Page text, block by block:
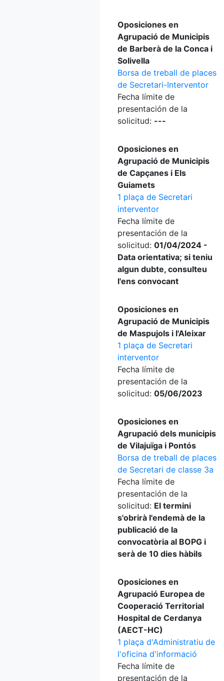
Oposiciones en
Agrupació de Municipis
de Barberà de la Conca i
Solivella
Borsa de treball de places
de Secretari-Interventor
Fecha límite de
presentación de la
solicitud: ---
Oposiciones en
Agrupació de Municipis
de Capçanes i Els
Guiamets
1 plaça de Secretari
interventor
Fecha límite de
presentación de la
solicitud: 01/04/2024 -
Data orientativa; si teniu
algun dubte, consulteu
l'ens convocant
Oposiciones en
Agrupació de Municipis
de Maspujols i l'Aleixar
1 plaça de Secretari
interventor
Fecha límite de
presentación de la
solicitud: 05/06/2023
Oposiciones en
Agrupació dels municipis
de Vilajuïga i Pontós
Borsa de treball de places
de Secretari de classe 3a
Fecha límite de
presentación de la
solicitud: El termini
s'obrirà l'endemà de la
publicació de la
convocatòria al BOPG i
serà de 10 dies hàbils
Oposiciones en
Agrupació Europea de
Cooperació Territorial
Hospital de Cerdanya
(AECT-HC)
1 plaça d'Administratiu de
l'oficina d'informació
Fecha límite de
presentación de la